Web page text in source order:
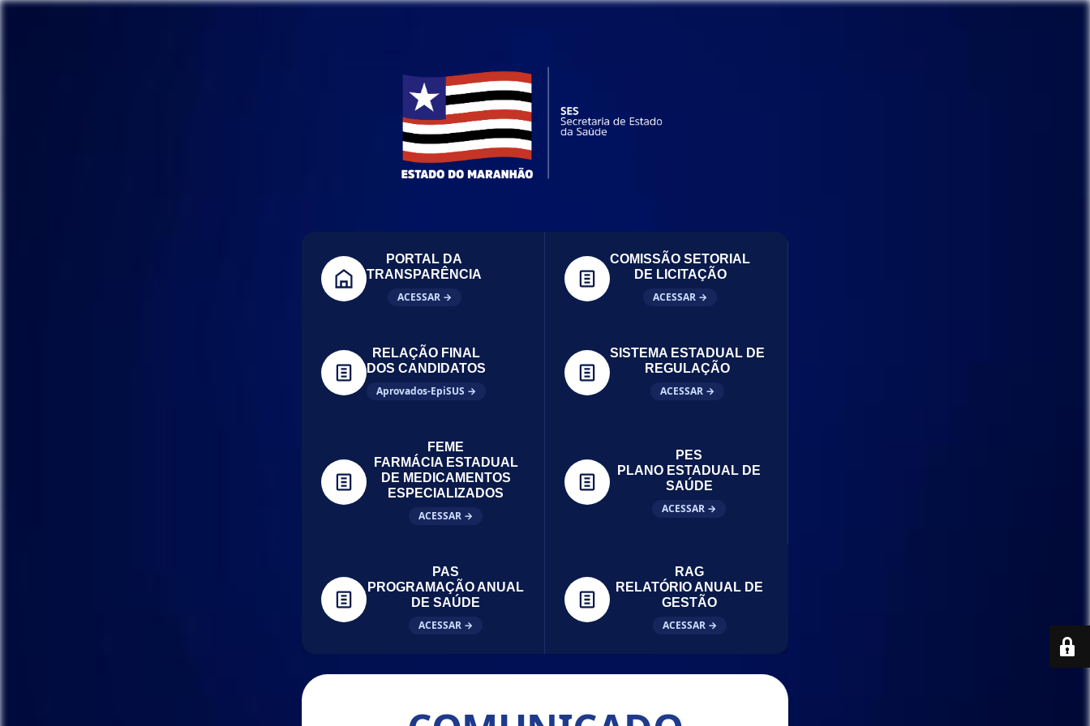
PORTAL DA
TRANSPARÊNCIA
ACESSAR →
COMISSÃO SETORIAL
DE LICITAÇÃO
ACESSAR →
RELAÇÃO FINAL
DOS CANDIDATOS
Aprovados-EpiSUS →
SISTEMA ESTADUAL DE
REGULAÇÃO
ACESSAR →
FEME
FARMÁCIA ESTADUAL
DE MEDICAMENTOS
ESPECIALIZADOS
ACESSAR →
PES
PLANO ESTADUAL DE
SAÚDE
ACESSAR →
PAS
PROGRAMAÇÃO ANUAL
DE SAÚDE
ACESSAR →
RAG
RELATÓRIO ANUAL DE
GESTÃO
ACESSAR →